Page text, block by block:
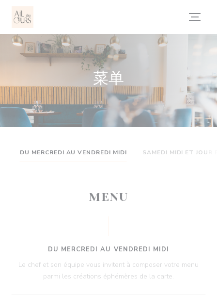
菜单
DU MERCREDI AU VENDREDI MIDI SAMEDI MIDI ET JOUR
MENU
DU MERCREDI AU VENDREDI MIDI
Le chef et son équipe vous invitent à composer votre menu
parmi les créations éphémères de la carte.